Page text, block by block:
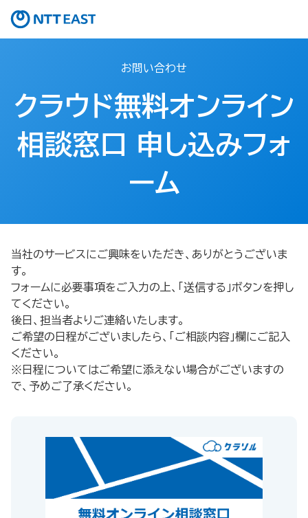
お問い合わせ
クラウド無料オンライン
相談窓口 申し込みフォ
ーム​
当社のサービスにご興味をいただき、ありがとうございま
す。
フォームに必要事項をご入力の上、「送信する」ボタンを押し
てください。
後日、担当者よりご連絡いたします。
ご希望の日程がございましたら、「ご相談内容」欄にご記入
ください。
※日程についてはご希望に添えない場合がございますの
で、予めご了承ください。